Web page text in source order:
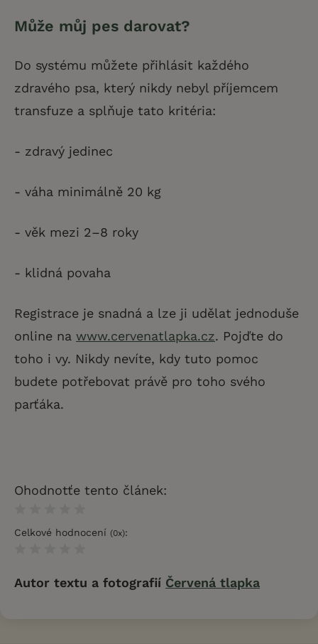
Může můj pes darovat?
Do systému můžete přihlásit každého
zdravého psa, který nikdy nebyl příjemcem
transfuze a splňuje tato kritéria:
- zdravý jedinec
- váha minimálně 20 kg
- věk mezi 2–8 roky
- klidná povaha
Registrace je snadná a lze ji udělat jednoduše
online na www.cervenatlapka.cz. Pojďte do
toho i vy. Nikdy nevíte, kdy tuto pomoc
budete potřebovat právě pro toho svého
parťáka.
Ohodnotťe tento článek:
Celkové hodnocení (0x):
Autor textu a fotografií Červená tlapka